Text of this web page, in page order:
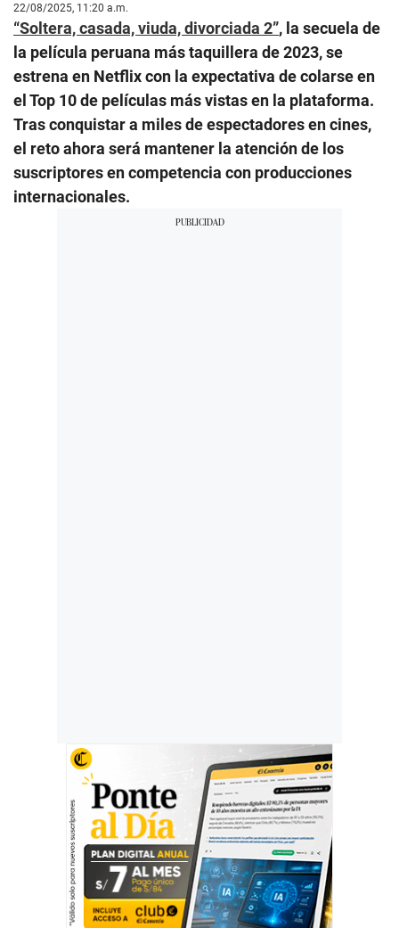
22/08/2025, 11:20 a.m.
“Soltera, casada, viuda, divorciada 2”, la secuela de
la película peruana más taquillera de 2023, se
estrena en Netflix con la expectativa de colarse en
el Top 10 de películas más vistas en la plataforma.
Tras conquistar a miles de espectadores en cines,
el reto ahora será mantener la atención de los
suscriptores en competencia con producciones
internacionales.